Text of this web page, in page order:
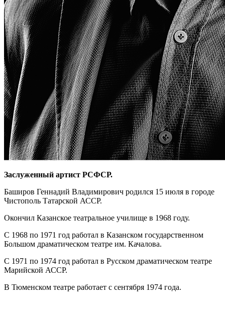
Заслуженный артист РСФСР.
Баширов Геннадий Владимирович родился 15 июля в городе
Чистополь Татарской АССР.
Окончил Казанское театральное училище в 1968 году.
С 1968 по 1971 год работал в Казанском государственном
Большом драматическом театре им. Качалова.
С 1971 по 1974 год работал в Русском драматическом театре
Марийской АССР.
В Тюменском театре работает с сентября 1974 года.